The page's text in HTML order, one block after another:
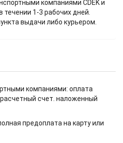
компаниями CDEK и
1-3 рабочих дней.
выдачи либо курьером.
компаниями: оплата
расчетный счет. наложенный
предоплата на карту или